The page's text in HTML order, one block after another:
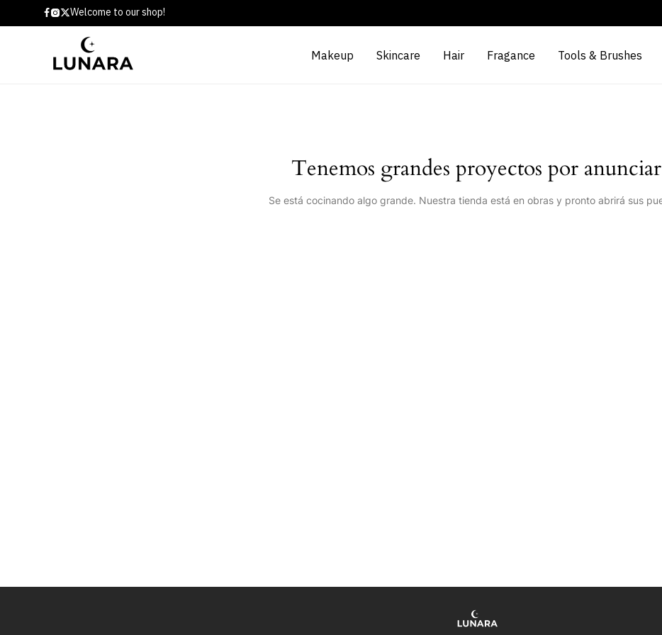
Welcome to our shop!
Makeup Skincare Hair Fragance Tools & Brushes
Tenemos grandes proyectos por anunciar
Se está cocinando algo grande. Nuestra tienda está en obras y pronto abrirá sus